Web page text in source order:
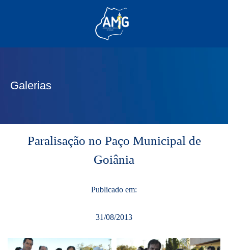
Galerias
Paralisação no Paço Municipal de
Goiânia
Publicado em:
31/08/2013